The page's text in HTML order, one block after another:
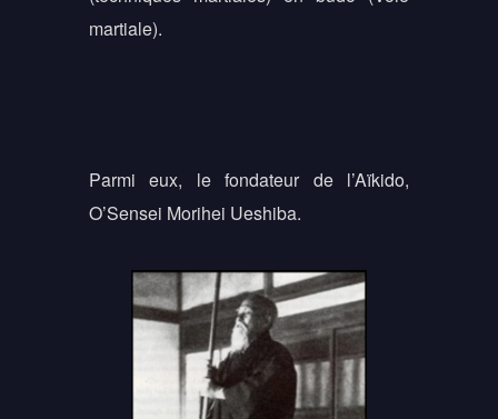
martiale).
Parmi eux, le fondateur de l’Aïkido,
O’Sensei Morihei Ueshiba.